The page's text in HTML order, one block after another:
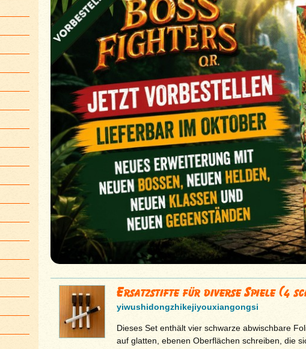
Ersatzstifte für diverse Spiele (4
yiwushidongzhikejiyouxiangongsi
Dieses Set enthält vier schwarze abwischbare
auf glatten, ebenen Oberflächen schreiben, die